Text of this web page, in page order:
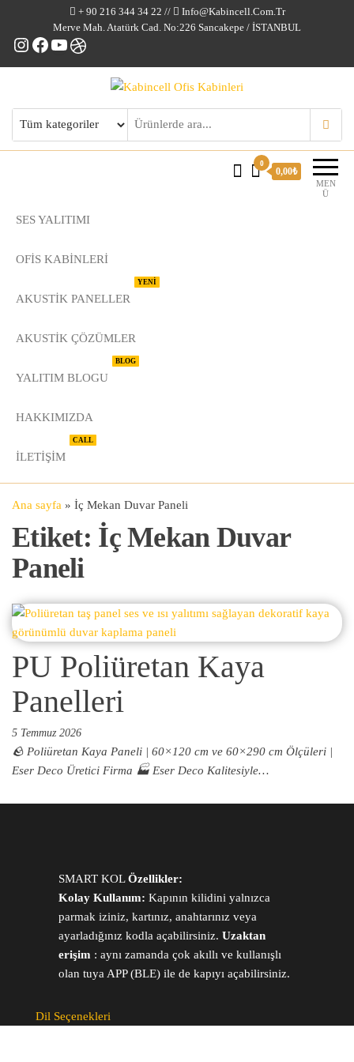
+ 90 216 344 34 22 //
Info@kabincell.com.tr
Merve Mah. Atatürk Cad. No:226 Sancakepe / İSTANBUL
Instagram
Facebook
YouTube
Dribbble
Kabincell Ofis Kabinleri
MEN
Ü
0
0,00₺
SES YALITIMI
OFİS KABİNLERİ
AKUSTİK PANELLER
YENİ
AKUSTIK ÇÖZÜMLER
YALITIM BLOGU
BLOG
HAKKIMIZDA
İLETIŞIM
CALL
Ana sayfa » İç Mekan Duvar Paneli
Etiket: İç Mekan Duvar
Paneli
PU Poliüretan Kaya
Panelleri
5 Temmuz 2026
🪨 Poliüretan Kaya Paneli | 60×120 cm ve 60×290 cm Ölçüleri |
Eser Deco Üretici Firma 🏭 Eser Deco Kalitesiyle…
SMART KOLÖzellikler:
Kolay Kullanım: Kapının kilidini yalnızca
parmak iziniz, kartınız, anahtarınız veya
ayarladığınız kodla açabilirsiniz. Uzaktan
erişim : aynı zamanda çok akıllı ve kullanışlı
olan tuya APP (BLE) ile de kapıyı açabilirsiniz.
Dil Seçenekleri